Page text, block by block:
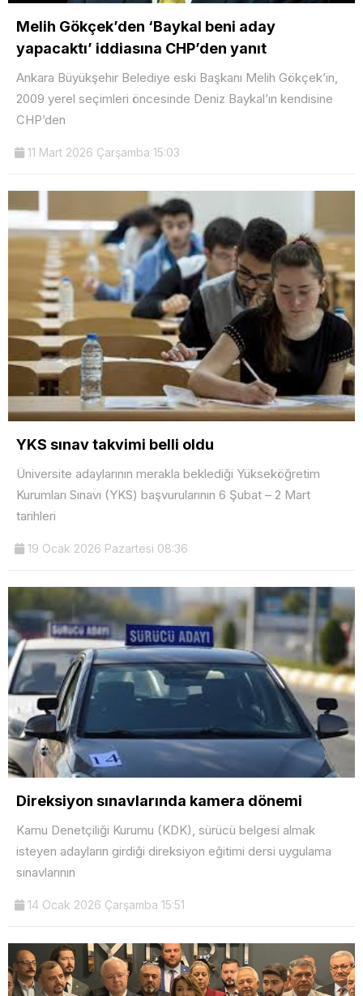
Melih Gökçek’den ‘Baykal beni aday
yapacaktı’ iddiasına CHP’den yanıt
Ankara Büyükşehir Belediye eski Başkanı Melih Gökçek’in,
2009 yerel seçimleri öncesinde Deniz Baykal’ın kendisine
CHP’den
11 Mart 2026 Çarşamba 15:03
YKS sınav takvimi belli oldu
Üniversite adaylarının merakla beklediği Yükseköğretim
Kurumları Sınavı (YKS) başvurularının 6 Şubat – 2 Mart
tarihleri
19 Ocak 2026 Pazartesi 08:36
Direksiyon sınavlarında kamera dönemi
Kamu Denetçiliği Kurumu (KDK), sürücü belgesi almak
isteyen adayların girdiği direksiyon eğitimi dersi uygulama
sınavlarının
14 Ocak 2026 Çarşamba 15:51